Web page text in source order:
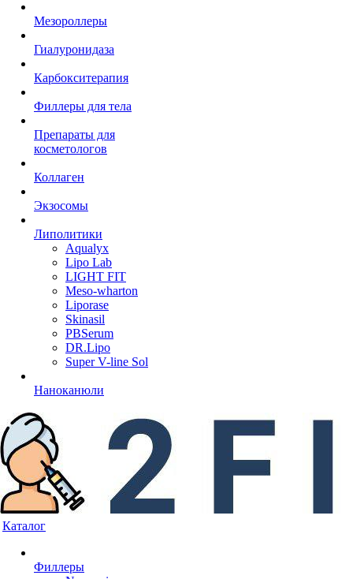
Мезороллеры
Гиалуронидаза
Карбокситерапия
Филлеры для тела
Препараты для
косметологов
Коллаген
Экзосомы
Липолитики
Aqualyx
Lipo Lab
LIGHT FIT
Meso-wharton
Liporase
Skinasil
PBSerum
DR.Lipo
Super V-line Sol
Наноканюли
Каталог
Филлеры